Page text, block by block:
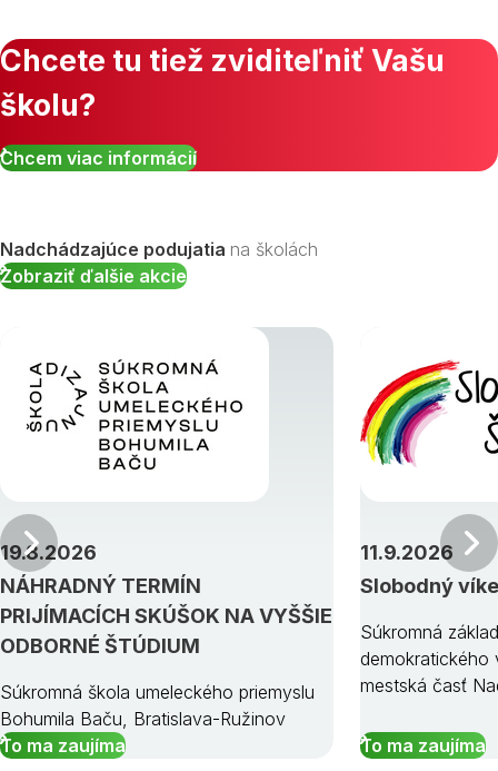
Zobraziť všetky študijné odbory »
Chcete tu tiež zviditeľniť Vašu
školu?
Chcem viac informácií
Nadchádzajúce podujatia na školách
Zobraziť ďalšie akcie
NÁHRADNÝ TERMÍN
PRIJÍMACÍCH SKÚŠOK NA VYŠŠIE
ODBORNÉ ŠTÚDIUM
19.8.2026
Súkromná škola umeleckého priemyslu
Bohumila Baču, Bratislava-Ružinov
To ma zaujíma
Slobodný
11.9.2026
Súkromná
demokratického
mestská časť
To ma zaujíma
Predchádzajúci